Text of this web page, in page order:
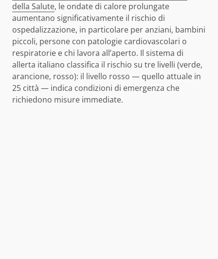
della Salute, le ondate di calore prolungate
aumentano significativamente il rischio di
ospedalizzazione, in particolare per anziani, bambini
piccoli, persone con patologie cardiovascolari o
respiratorie e chi lavora all’aperto. Il sistema di
allerta italiano classifica il rischio su tre livelli (verde,
arancione, rosso): il livello rosso — quello attuale in
25 città — indica condizioni di emergenza che
richiedono misure immediate.